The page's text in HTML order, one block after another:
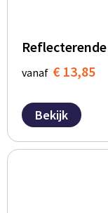
vanaf € 13,85
Bekijk